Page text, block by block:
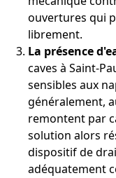
ouvertures qui
librement.
La présence
caves à Saint-
sensibles aux
généralement,
remontent par
solution alors
dispositif de
adéquatement